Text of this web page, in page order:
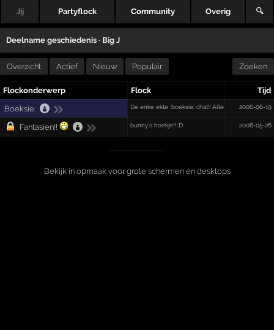
Jij Partyflock Community Overig 🔍
Deelname geschiedenis · Big J
Overzicht Actief Nieuw Populair Zoeken
Flockonderwerp Flock
Tijd
:Boeksie:
De enke ekte :boeksie: chat!! Alleen voor players
2006-06-19
Fantasien!! bunny´s hoekje!! :D 2006-05-26
Bekijk in opmaak voor grote schermen en desktops